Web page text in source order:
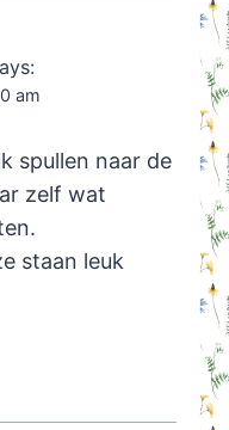
am
spullen naar de
zelf wat
staan leuk